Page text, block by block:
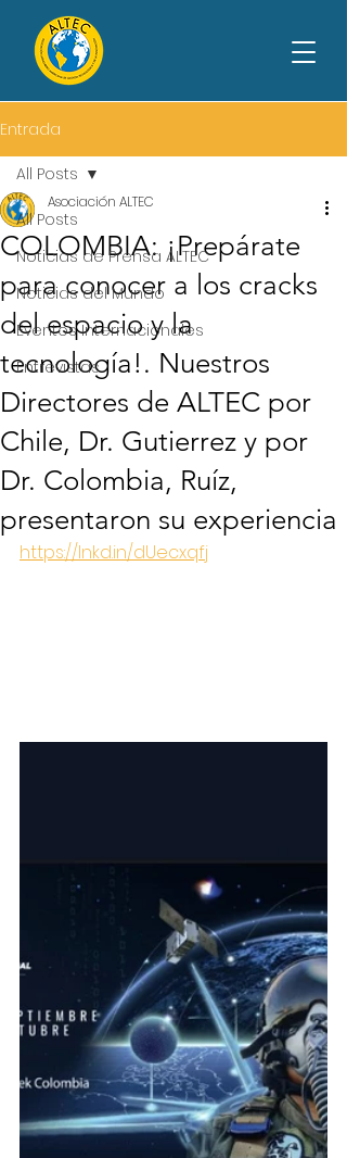
Entrada
All Posts
Noticias de Prensa ALTEC
Noticias del Mundo
Eventos Internacionales
Entrevistas
All Posts
COLOMBIA: ¡Prepárate
para conocer a los cracks
del espacio y la
tecnología!. Nuestros
Directores de ALTEC por
Chile, Dr. Gutierrez y por
Dr. Colombia, Ruíz,
presentaron su experiencia
Asociación ALTEC
https://lnkd.in/dUecxqfj